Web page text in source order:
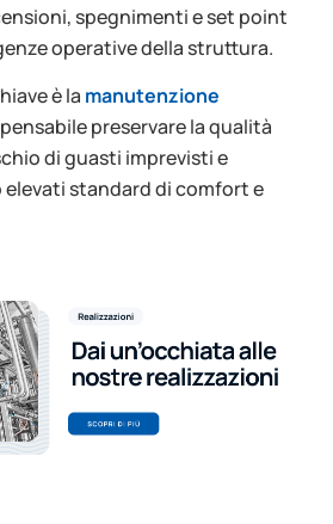
spegnimenti e set point
operative della struttura.
è la manutenzione
preservare la qualità
di guasti imprevisti e
standard di comfort e